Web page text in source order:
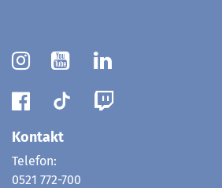
Kontakt
Telefon:
0521 772-700